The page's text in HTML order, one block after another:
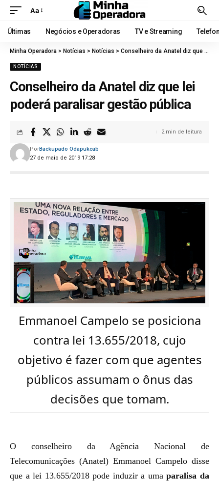
Aa
Últimas Negócios e Operadoras TV e Streaming
Minha Operadora > Notícias > Notícias > Conselheiro da Anatel diz que lei poderá paralisar gestão pública
NOTÍCIAS
Conselheiro da Anatel diz que lei
poderá paralisar gestão pública
27 de maio de 2019 17:28
PorBackupado Odapukcab
2 min de leitura
Emmanoel Campelo se posiciona
contra lei 13.655/2018, cujo
objetivo é fazer com que agentes
públicos assumam o ônus das
decisões que tomam.
O conselheiro da Agência Nacional de
Telecomunicações (Anatel) Emmanoel Campelo disse
que alei 13.655/2018pode induzir a umaparalisa da